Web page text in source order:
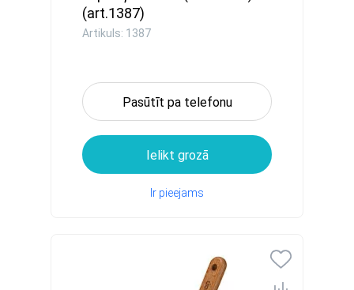
(art.1387)
Artikuls: 1387
Pasūtīt pa telefonu
Ielikt grozā
Ir pieejams